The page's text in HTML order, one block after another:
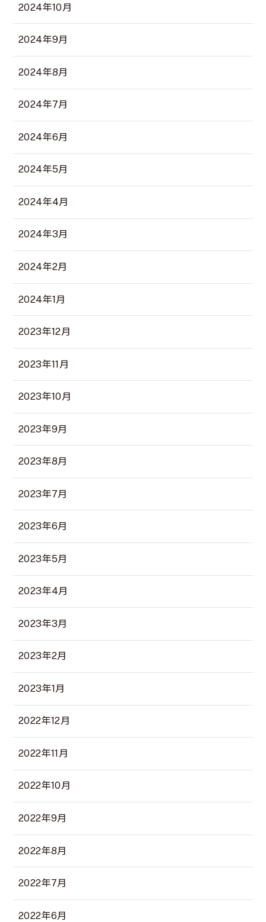
2024年10月
2024年9月
2024年8月
2024年7月
2024年6月
2024年5月
2024年4月
2024年3月
2024年2月
2024年1月
2023年12月
2023年11月
2023年10月
2023年9月
2023年8月
2023年7月
2023年6月
2023年5月
2023年4月
2023年3月
2023年2月
2023年1月
2022年12月
2022年11月
2022年10月
2022年9月
2022年8月
2022年7月
2022年6月